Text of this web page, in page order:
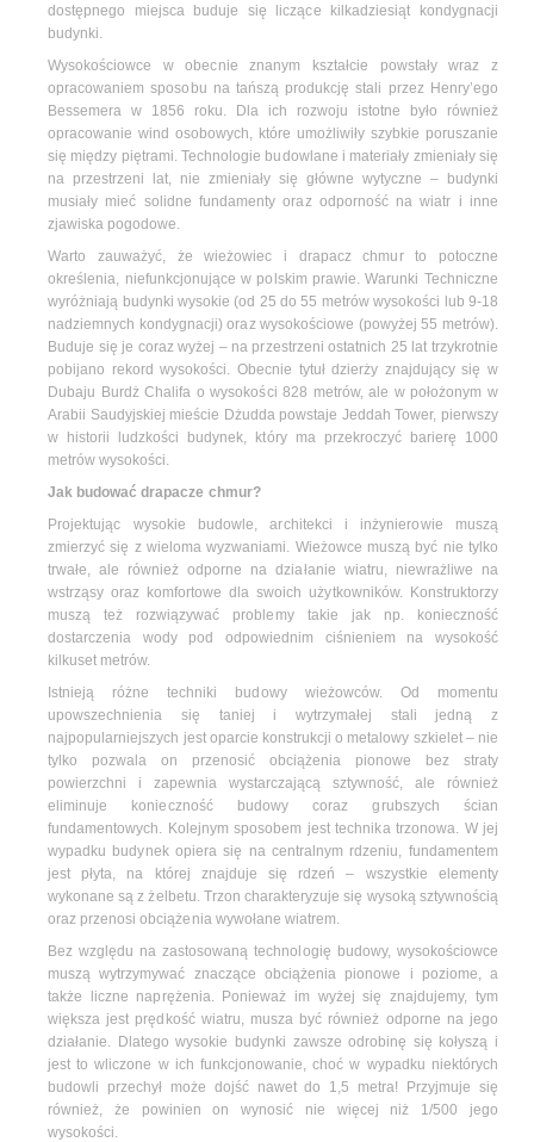
dostępnego miejsca buduje się liczące kilkadziesiąt kondygnacji
budynki.
Wysokościowce w obecnie znanym kształcie powstały wraz z
opracowaniem sposobu na tańszą produkcję stali przez Henry’ego
Bessemera w 1856 roku. Dla ich rozwoju istotne było również
opracowanie wind osobowych, które umożliwiły szybkie poruszanie
się między piętrami. Technologie budowlane i materiały zmieniały się
na przestrzeni lat, nie zmieniały się główne wytyczne – budynki
musiały mieć solidne fundamenty oraz odporność na wiatr i inne
zjawiska pogodowe.
Warto zauważyć, że wieżowiec i drapacz chmur to potoczne
określenia, niefunkcjonujące w polskim prawie. Warunki Techniczne
wyróżniają budynki wysokie (od 25 do 55 metrów wysokości lub 9-18
nadziemnych kondygnacji) oraz wysokościowe (powyżej 55 metrów).
Buduje się je coraz wyżej – na przestrzeni ostatnich 25 lat trzykrotnie
pobijano rekord wysokości. Obecnie tytuł dzierży znajdujący się w
Dubaju Burdż Chalifa o wysokości 828 metrów, ale w położonym w
Arabii Saudyjskiej mieście Dżudda powstaje Jeddah Tower, pierwszy
w historii ludzkości budynek, który ma przekroczyć barierę 1000
metrów wysokości.
Jak budować drapacze chmur?
Projektując wysokie budowle, architekci i inżynierowie muszą
zmierzyć się z wieloma wyzwaniami. Wieżowce muszą być nie tylko
trwałe, ale również odporne na działanie wiatru, niewrażliwe na
wstrząsy oraz komfortowe dla swoich użytkowników. Konstruktorzy
muszą też rozwiązywać problemy takie jak np. konieczność
dostarczenia wody pod odpowiednim ciśnieniem na wysokość
kilkuset metrów.
Istnieją różne techniki budowy wieżowców. Od momentu
upowszechnienia się taniej i wytrzymałej stali jedną z
najpopularniejszych jest oparcie konstrukcji o metalowy szkielet – nie
tylko pozwala on przenosić obciążenia pionowe bez straty
powierzchni i zapewnia wystarczającą sztywność, ale również
eliminuje konieczność budowy coraz grubszych ścian
fundamentowych. Kolejnym sposobem jest technika trzonowa. W jej
wypadku budynek opiera się na centralnym rdzeniu, fundamentem
jest płyta, na której znajduje się rdzeń – wszystkie elementy
wykonane są z żelbetu. Trzon charakteryzuje się wysoką sztywnością
oraz przenosi obciążenia wywołane wiatrem.
Bez względu na zastosowaną technologię budowy, wysokościowce
muszą wytrzymywać znaczące obciążenia pionowe i poziome, a
także liczne naprężenia. Ponieważ im wyżej się znajdujemy, tym
większa jest prędkość wiatru, musza być również odporne na jego
działanie. Dlatego wysokie budynki zawsze odrobinę się kołyszą i
jest to wliczone w ich funkcjonowanie, choć w wypadku niektórych
budowli przechył może dojść nawet do 1,5 metra! Przyjmuje się
również, że powinien on wynosić nie więcej niż 1/500 jego
wysokości.